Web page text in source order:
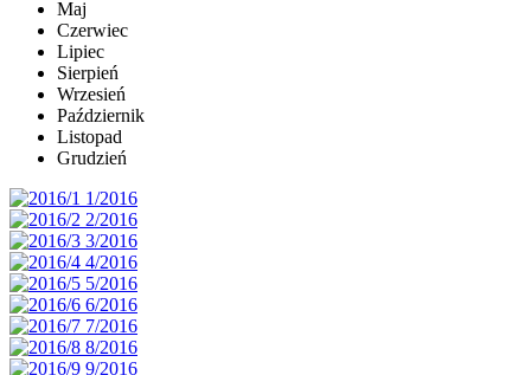
Maj
Czerwiec
Lipiec
Sierpień
Wrzesień
Październik
Listopad
Grudzień